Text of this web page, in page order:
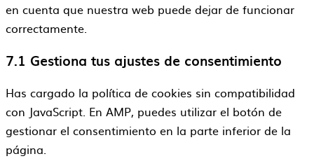
en cuenta que nuestra web puede dejar de funcionar
correctamente.
7.1 Gestiona tus ajustes de consentimiento
Has cargado la política de cookies sin compatibilidad
con JavaScript. En AMP, puedes utilizar el botón de
gestionar el consentimiento en la parte inferior de la
página.